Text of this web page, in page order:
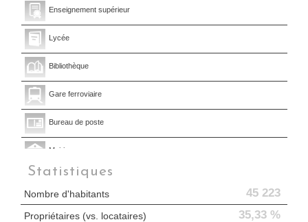
Enseignement supérieur
Lycée
Bibliothèque
Gare ferroviaire
Bureau de poste
Mairie
Presse et Tabac
Statistiques
Nombre d'habitants 45 223
Propriétaires (vs. locataires) 35,33 %